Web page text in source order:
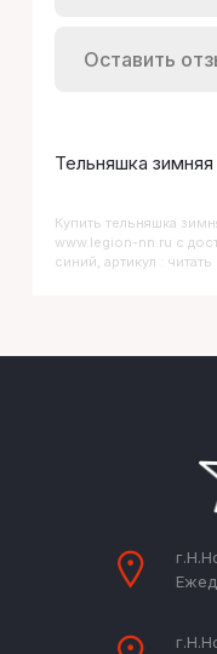
Оставить
Тельняшка
Купить Тельняшка
www.legion-nn.ru с
синий, артикул :